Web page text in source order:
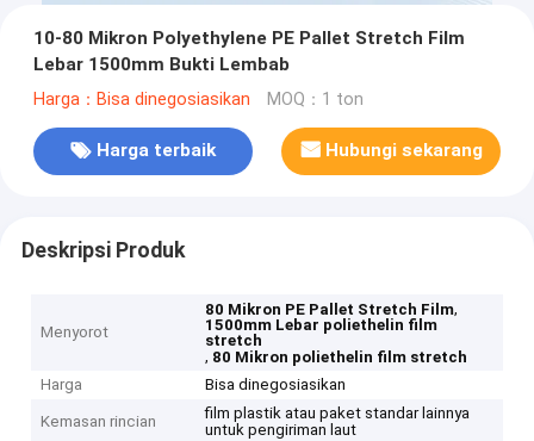
10-80 Mikron Polyethylene PE Pallet Stretch Film
Lebar 1500mm Bukti Lembab
Harga：Bisa dinegosiasikan MOQ：1 ton
Harga terbaik Hubungi sekarang
Deskripsi Produk
Menyorot
80 Mikron PE Pallet Stretch Film,
1500mm Lebar poliethelin film
stretch
, 80 Mikron poliethelin film stretch
Harga
Bisa dinegosiasikan
Kemasan rincian
film plastik atau paket standar lainnya
untuk pengiriman laut